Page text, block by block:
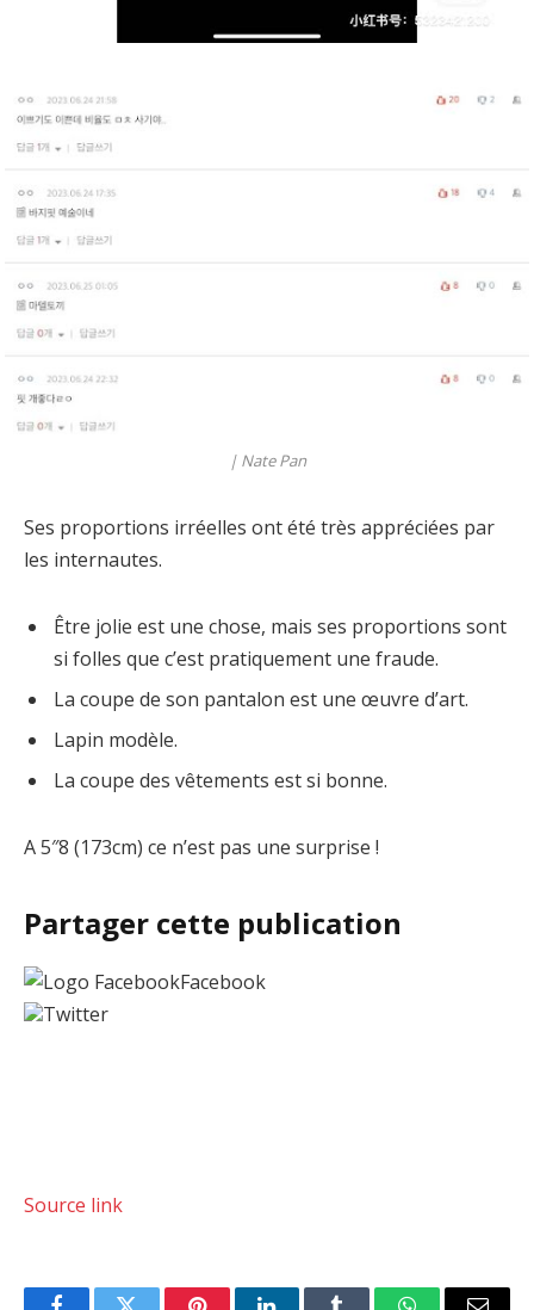
| Nate Pan
Ses proportions irréelles ont été très appréciées par
les internautes.
Être jolie est une chose, mais ses proportions sont
si folles que c’est pratiquement une fraude.
La coupe de son pantalon est une œuvre d’art.
Lapin modèle.
La coupe des vêtements est si bonne.
A 5″8 (173cm) ce n’est pas une surprise !
Partager cette publication
Facebook
Twitter
Source link